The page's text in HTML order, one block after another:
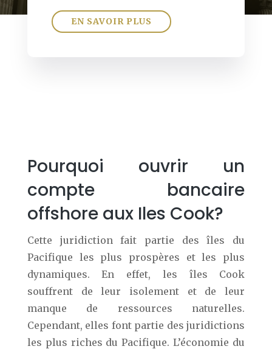
EN SAVOIR PLUS
Pourquoi ouvrir un
compte bancaire
offshore aux Iles Cook?
Cette juridiction fait partie des îles du
Pacifique les plus prospères et les plus
dynamiques. En effet, les îles Cook
souffrent de leur isolement et de leur
manque de ressources naturelles.
Cependant, elles font partie des juridictions
les plus riches du Pacifique. L’économie du